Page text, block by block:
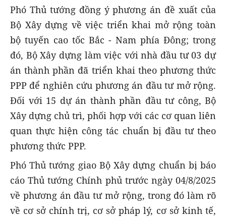
Phó Thủ tướng đồng ý phương án đề xuất của
Bộ Xây dựng về việc triển khai mở rộng toàn
bộ tuyến cao tốc Bắc - Nam phía Đông; trong
đó, Bộ Xây dựng làm việc với nhà đầu tư 03 dự
án thành phần đã triển khai theo phương thức
PPP để nghiên cứu phương án đầu tư mở rộng.
Đối với 15 dự án thành phần đầu tư công, Bộ
Xây dựng chủ trì, phối hợp với các cơ quan liên
quan thực hiện công tác chuẩn bị đầu tư theo
phương thức PPP.
Phó Thủ tướng giao Bộ Xây dựng chuẩn bị báo
cáo Thủ tướng Chính phủ trước ngày 04/8/2025
về phương án đầu tư mở rộng, trong đó làm rõ
về cơ sở chính trị, cơ sở pháp lý, cơ sở kinh tế,